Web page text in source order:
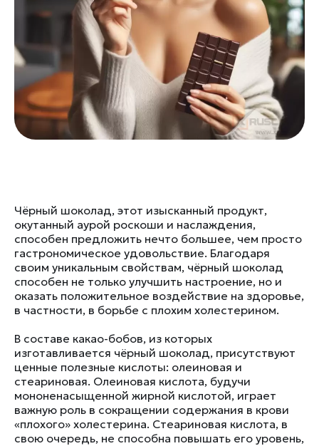
Чёрный шоколад, этот изысканный продукт,
окутанный аурой роскоши и наслаждения,
способен предложить нечто большее, чем просто
гастрономическое удовольствие. Благодаря
своим уникальным свойствам, чёрный шоколад
способен не только улучшить настроение, но и
оказать положительное воздействие на здоровье,
в частности, в борьбе с плохим холестерином.
В составе какао-бобов, из которых
изготавливается чёрный шоколад, присутствуют
ценные полезные кислоты: олеиновая и
стеариновая. Олеиновая кислота, будучи
мононенасыщенной жирной кислотой, играет
важную роль в сокращении содержания в крови
«плохого» холестерина. Стеариновая кислота, в
свою очередь, не способна повышать его уровень,